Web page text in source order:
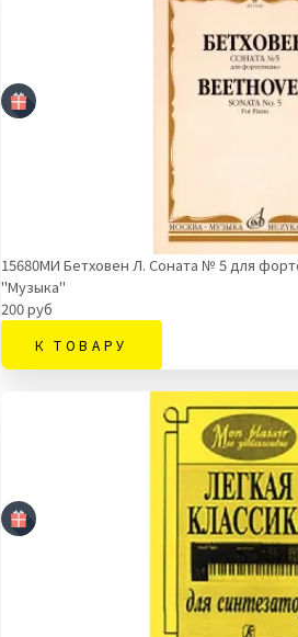
15680МИ Бетховен Л. Соната № 5 для
"Музыка"
200 руб
К ТОВАРУ